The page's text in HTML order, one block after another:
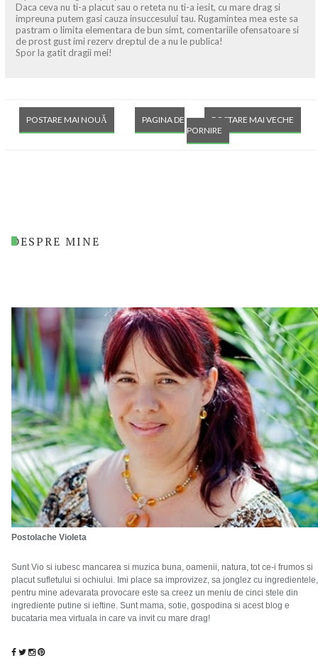
Daca ceva nu ti-a placut sau o reteta nu ti-a iesit, cu mare drag si
impreuna putem gasi cauza insuccesului tau. Rugamintea mea este sa
pastram o limita elementara de bun simt, comentariile ofensatoare si
de prost gust imi rezerv dreptul de a nu le publica!
Spor la gatit dragii mei!
POSTARE MAI NOUĂ POSTARE MAI VECHE
PAGINA DE
PORNIRE
DESPRE MINE
Postolache Violeta
Sunt Vio si iubesc mancarea si muzica buna, oamenii, natura, tot ce-i frumos si
placut sufletului si ochiului. Imi place sa improvizez, sa jonglez cu ingredientele,
pentru mine adevarata provocare este sa creez un meniu de cinci stele din
ingrediente putine si ieftine. Sunt mama, sotie, gospodina si acest blog e
bucataria mea virtuala in care va invit cu mare drag!